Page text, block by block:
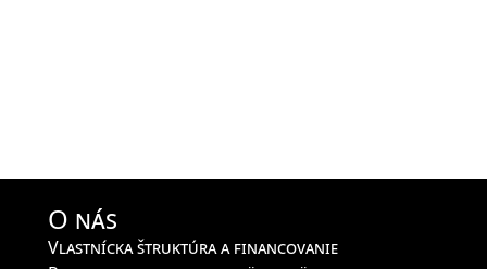
O nás
Vlastnícka štruktúra a financovanie